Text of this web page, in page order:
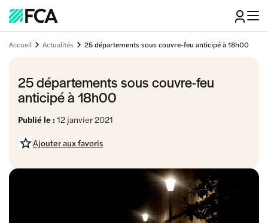
Accueil Actualités 25 départements sous couvre-feu anticipé à 18h00
25 départements sous couvre-feu
anticipé à 18h00
Publié le : 12 janvier 2021
Ajouter aux favoris